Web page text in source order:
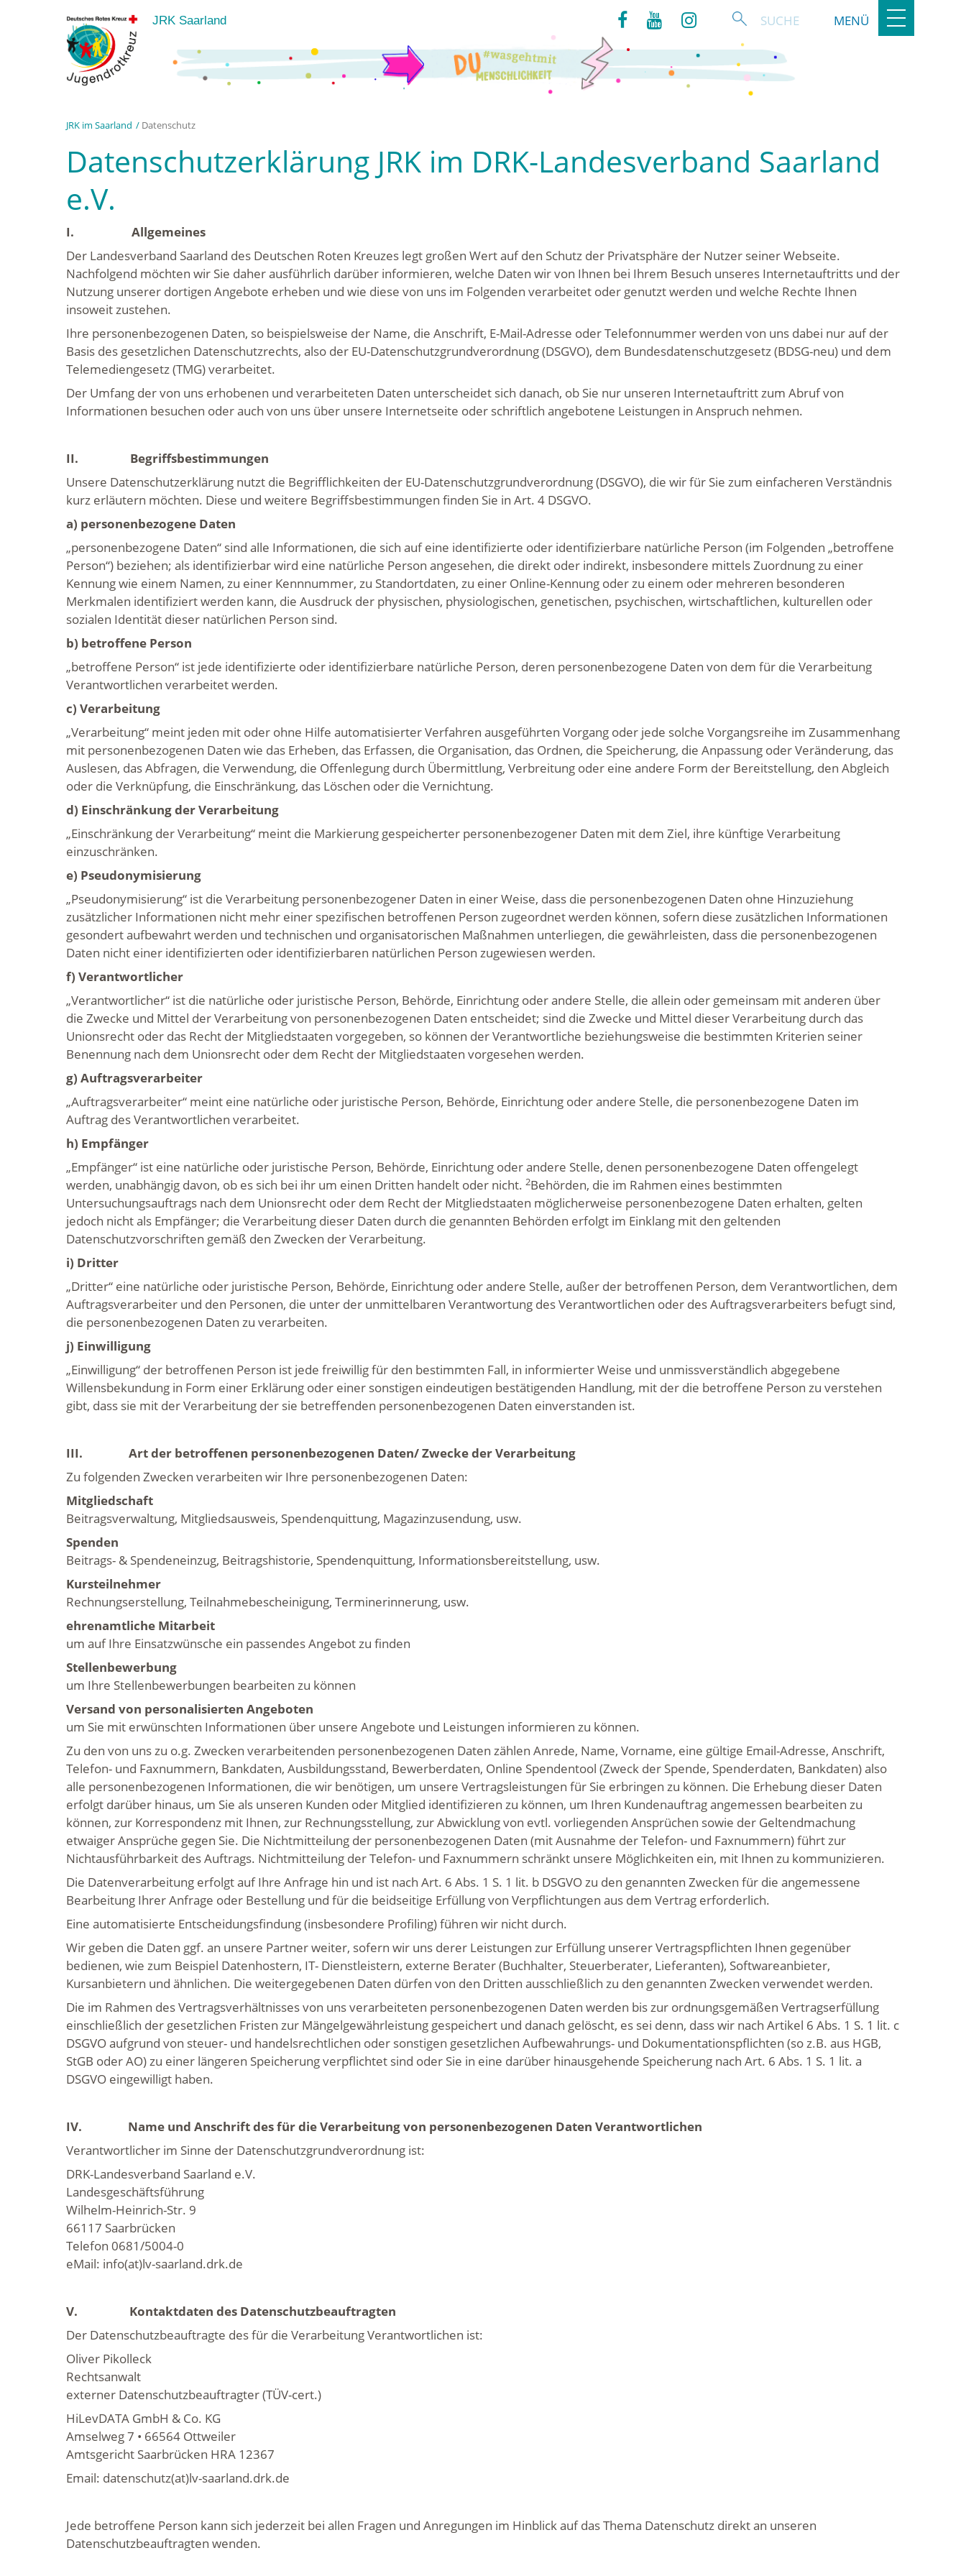
JRK Saarland MENÜ
Toggle
navigation
JRK im Saarland Datenschutz
Datenschutzerklärung JRK im DRK-Landesverband Saarland
e.V.
I. Allgemeines
Der Landesverband Saarland des Deutschen Roten Kreuzes legt großen Wert auf den Schutz der Privatsphäre der Nutzer seiner Webseite.
Nachfolgend möchten wir Sie daher ausführlich darüber informieren, welche Daten wir von Ihnen bei Ihrem Besuch unseres Internetauftritts und der
Nutzung unserer dortigen Angebote erheben und wie diese von uns im Folgenden verarbeitet oder genutzt werden und welche Rechte Ihnen
insoweit zustehen.
Ihre personenbezogenen Daten, so beispielsweise der Name, die Anschrift, E-Mail-Adresse oder Telefonnummer werden von uns dabei nur auf der
Basis des gesetzlichen Datenschutzrechts, also der EU-Datenschutzgrundverordnung (DSGVO), dem Bundesdatenschutzgesetz (BDSG-neu) und dem
Telemediengesetz (TMG) verarbeitet.
Der Umfang der von uns erhobenen und verarbeiteten Daten unterscheidet sich danach, ob Sie nur unseren Internetauftritt zum Abruf von
Informationen besuchen oder auch von uns über unsere Internetseite oder schriftlich angebotene Leistungen in Anspruch nehmen.
II. Begriffsbestimmungen
Unsere Datenschutzerklärung nutzt die Begrifflichkeiten der EU-Datenschutzgrundverordnung (DSGVO), die wir für Sie zum einfacheren Verständnis
kurz erläutern möchten. Diese und weitere Begriffsbestimmungen finden Sie in Art. 4 DSGVO.
a) personenbezogene Daten
„personenbezogene Daten“ sind alle Informationen, die sich auf eine identifizierte oder identifizierbare natürliche Person (im Folgenden „betroffene
Person“) beziehen; als identifizierbar wird eine natürliche Person angesehen, die direkt oder indirekt, insbesondere mittels Zuordnung zu einer
Kennung wie einem Namen, zu einer Kennnummer, zu Standortdaten, zu einer Online-Kennung oder zu einem oder mehreren besonderen
Merkmalen identifiziert werden kann, die Ausdruck der physischen, physiologischen, genetischen, psychischen, wirtschaftlichen, kulturellen oder
sozialen Identität dieser natürlichen Person sind.
b) betroffene Person
„betroffene Person“ ist jede identifizierte oder identifizierbare natürliche Person, deren personenbezogene Daten von dem für die Verarbeitung
Verantwortlichen verarbeitet werden.
c) Verarbeitung
„Verarbeitung“ meint jeden mit oder ohne Hilfe automatisierter Verfahren ausgeführten Vorgang oder jede solche Vorgangsreihe im Zusammenhang
mit personenbezogenen Daten wie das Erheben, das Erfassen, die Organisation, das Ordnen, die Speicherung, die Anpassung oder Veränderung, das
Auslesen, das Abfragen, die Verwendung, die Offenlegung durch Übermittlung, Verbreitung oder eine andere Form der Bereitstellung, den Abgleich
oder die Verknüpfung, die Einschränkung, das Löschen oder die Vernichtung.
d) Einschränkung der Verarbeitung
„Einschränkung der Verarbeitung“ meint die Markierung gespeicherter personenbezogener Daten mit dem Ziel, ihre künftige Verarbeitung
einzuschränken.
e) Pseudonymisierung
„Pseudonymisierung“ ist die Verarbeitung personenbezogener Daten in einer Weise, dass die personenbezogenen Daten ohne Hinzuziehung
zusätzlicher Informationen nicht mehr einer spezifischen betroffenen Person zugeordnet werden können, sofern diese zusätzlichen Informationen
gesondert aufbewahrt werden und technischen und organisatorischen Maßnahmen unterliegen, die gewährleisten, dass die personenbezogenen
Daten nicht einer identifizierten oder identifizierbaren natürlichen Person zugewiesen werden.
f) Verantwortlicher
„Verantwortlicher“ ist die natürliche oder juristische Person, Behörde, Einrichtung oder andere Stelle, die allein oder gemeinsam mit anderen über
die Zwecke und Mittel der Verarbeitung von personenbezogenen Daten entscheidet; sind die Zwecke und Mittel dieser Verarbeitung durch das
Unionsrecht oder das Recht der Mitgliedstaaten vorgegeben, so können der Verantwortliche beziehungsweise die bestimmten Kriterien seiner
Benennung nach dem Unionsrecht oder dem Recht der Mitgliedstaaten vorgesehen werden.
g) Auftragsverarbeiter
„Auftragsverarbeiter“ meint eine natürliche oder juristische Person, Behörde, Einrichtung oder andere Stelle, die personenbezogene Daten im
Auftrag des Verantwortlichen verarbeitet.
h) Empfänger
„Empfänger“ ist eine natürliche oder juristische Person, Behörde, Einrichtung oder andere Stelle, denen personenbezogene Daten offengelegt
werden, unabhängig davon, ob es sich bei ihr um einen Dritten handelt oder nicht. 2Behörden, die im Rahmen eines bestimmten
Untersuchungsauftrags nach dem Unionsrecht oder dem Recht der Mitgliedstaaten möglicherweise personenbezogene Daten erhalten, gelten
jedoch nicht als Empfänger; die Verarbeitung dieser Daten durch die genannten Behörden erfolgt im Einklang mit den geltenden
Datenschutzvorschriften gemäß den Zwecken der Verarbeitung.
i) Dritter
„Dritter“ eine natürliche oder juristische Person, Behörde, Einrichtung oder andere Stelle, außer der betroffenen Person, dem Verantwortlichen, dem
Auftragsverarbeiter und den Personen, die unter der unmittelbaren Verantwortung des Verantwortlichen oder des Auftragsverarbeiters befugt sind,
die personenbezogenen Daten zu verarbeiten.
j) Einwilligung
„Einwilligung“ der betroffenen Person ist jede freiwillig für den bestimmten Fall, in informierter Weise und unmissverständlich abgegebene
Willensbekundung in Form einer Erklärung oder einer sonstigen eindeutigen bestätigenden Handlung, mit der die betroffene Person zu verstehen
gibt, dass sie mit der Verarbeitung der sie betreffenden personenbezogenen Daten einverstanden ist.
III. Art der betroffenen personenbezogenen Daten/ Zwecke der Verarbeitung
Zu folgenden Zwecken verarbeiten wir Ihre personenbezogenen Daten:
Mitgliedschaft
Beitragsverwaltung, Mitgliedsausweis, Spendenquittung, Magazinzusendung, usw.
Spenden
Beitrags- & Spendeneinzug, Beitragshistorie, Spendenquittung, Informationsbereitstellung, usw.
Kursteilnehmer
Rechnungserstellung, Teilnahmebescheinigung, Terminerinnerung, usw.
ehrenamtliche Mitarbeit
um auf Ihre Einsatzwünsche ein passendes Angebot zu finden
Stellenbewerbung
um Ihre Stellenbewerbungen bearbeiten zu können
Versand von personalisierten Angeboten
um Sie mit erwünschten Informationen über unsere Angebote und Leistungen informieren zu können.
Zu den von uns zu o.g. Zwecken verarbeitenden personenbezogenen Daten zählen Anrede, Name, Vorname, eine gültige Email-Adresse, Anschrift,
Telefon- und Faxnummern, Bankdaten, Ausbildungsstand, Bewerberdaten, Online Spendentool (Zweck der Spende, Spenderdaten, Bankdaten) also
alle personenbezogenen Informationen, die wir benötigen, um unsere Vertragsleistungen für Sie erbringen zu können. Die Erhebung dieser Daten
erfolgt darüber hinaus, um Sie als unseren Kunden oder Mitglied identifizieren zu können, um Ihren Kundenauftrag angemessen bearbeiten zu
können, zur Korrespondenz mit Ihnen, zur Rechnungsstellung, zur Abwicklung von evtl. vorliegenden Ansprüchen sowie der Geltendmachung
etwaiger Ansprüche gegen Sie. Die Nichtmitteilung der personenbezogenen Daten (mit Ausnahme der Telefon- und Faxnummern) führt zur
Nichtausführbarkeit des Auftrags. Nichtmitteilung der Telefon- und Faxnummern schränkt unsere Möglichkeiten ein, mit Ihnen zu kommunizieren.
Die Datenverarbeitung erfolgt auf Ihre Anfrage hin und ist nach Art. 6 Abs. 1 S. 1 lit. b DSGVO zu den genannten Zwecken für die angemessene
Bearbeitung Ihrer Anfrage oder Bestellung und für die beidseitige Erfüllung von Verpflichtungen aus dem Vertrag erforderlich.
Eine automatisierte Entscheidungsfindung (insbesondere Profiling) führen wir nicht durch.
Wir geben die Daten ggf. an unsere Partner weiter, sofern wir uns derer Leistungen zur Erfüllung unserer Vertragspflichten Ihnen gegenüber
bedienen, wie zum Beispiel Datenhostern, IT- Dienstleistern, externe Berater (Buchhalter, Steuerberater, Lieferanten), Softwareanbieter,
Kursanbietern und ähnlichen. Die weitergegebenen Daten dürfen von den Dritten ausschließlich zu den genannten Zwecken verwendet werden.
Die im Rahmen des Vertragsverhältnisses von uns verarbeiteten personenbezogenen Daten werden bis zur ordnungsgemäßen Vertragserfüllung
einschließlich der gesetzlichen Fristen zur Mängelgewährleistung gespeichert und danach gelöscht, es sei denn, dass wir nach Artikel 6 Abs. 1 S. 1 lit. c
DSGVO aufgrund von steuer- und handelsrechtlichen oder sonstigen gesetzlichen Aufbewahrungs- und Dokumentationspflichten (so z.B. aus HGB,
StGB oder AO) zu einer längeren Speicherung verpflichtet sind oder Sie in eine darüber hinausgehende Speicherung nach Art. 6 Abs. 1 S. 1 lit. a
DSGVO eingewilligt haben.
IV. Name und Anschrift des für die Verarbeitung von personenbezogenen Daten Verantwortlichen
Verantwortlicher im Sinne der Datenschutzgrundverordnung ist:
DRK-Landesverband Saarland e.V.
Landesgeschäftsführung
Wilhelm-Heinrich-Str. 9
66117 Saarbrücken
Telefon 0681/5004-0
eMail: info(at)lv-saarland.drk.de
V. Kontaktdaten des Datenschutzbeauftragten
Der Datenschutzbeauftragte des für die Verarbeitung Verantwortlichen ist:
Oliver Pikolleck
Rechtsanwalt
externer Datenschutzbeauftragter (TÜV-cert.)
HiLevDATA GmbH & Co. KG
Amselweg 7 • 66564 Ottweiler
Amtsgericht Saarbrücken HRA 12367
Email: datenschutz(at)lv-saarland.drk.de
Jede betroffene Person kann sich jederzeit bei allen Fragen und Anregungen im Hinblick auf das Thema Datenschutz direkt an unseren
Datenschutzbeauftragten wenden.